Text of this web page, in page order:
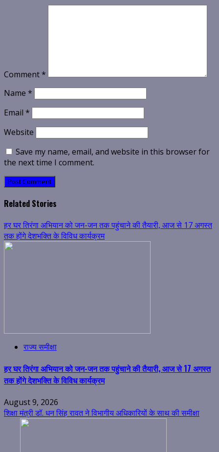
Comment*
Name *
Email *
Website
Save my name, email, and website in this browser for
the next time I comment.
Related Stories
हर घर तिरंगा अभियान को जन-जन तक पहुंचाने की तैयारी, आज से 17 अगस्त
तक होंगे देशभक्ति के विविध कार्यक्रम
राज्य समीक्षा
हर घर तिरंगा अभियान को जन-जन तक पहुंचाने की तैयारी, आज से 17 अगस्त
तक होंगे देशभक्ति के विविध कार्यक्रम
August 9, 2026
शिक्षा मंत्री डॉ. धन सिंह रावत ने विभागीय अधिकारियों के साथ की समीक्षा